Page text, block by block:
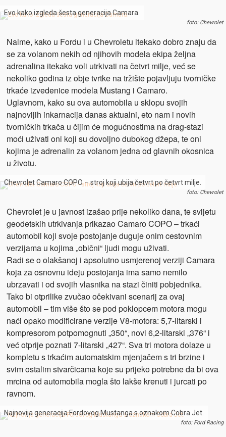
Evo kako izgleda šesta generacija Camara.
foto: Chevrolet
Naime, kako u Fordu i u Chevroletu itekako dobro znaju da
se za volanom nekih od njihovih modela ekipa željna
adrenalina itekako voli utrkivati na četvrt milje, već se
nekoliko godina iz obje tvrtke na tržište pojavljuju tvorničke
trkaće izvedenice modela Mustang i Camaro.
Uglavnom, kako su ova automobila u sklopu svojih
najnovijih inkarnacija danas aktualni, eto nam i novih
tvorničkih trkača u čijim će mogućnostima na drag-stazi
moći uživati oni koji su dovoljno dubokog džepa, te oni
kojima je adrenalin za volanom jedna od glavnih okosnica
u životu.
Chevrolet Camaro COPO – stroj koji ubija četvrt po četvrt milje.
foto: Chevrolet
Chevrolet je u javnost izašao prije nekoliko dana, te svijetu
geodetskih utrkivanja prikazao Camaro COPO – trkaći
automobil koji svoje postojanje duguje onim cestovnim
verzijama u kojima „obični“ ljudi mogu uživati.
Radi se o olakšanoj i apsolutno usmjerenoj verziji Camara
koja za osnovnu ideju postojanja ima samo nemilo
ubrzavati i od svojih vlasnika na stazi činiti pobjednika.
Tako bi otprilike zvučao očekivani scenarij za ovaj
automobil – tim više što se pod poklopcem motora mogu
naći opako modificirane verzije V8-motora: 5,7-litarski i
kompresorom potpomognuti „350“, novi 6,2-litarski „376“ i
već otprije poznati 7-litarski „427“. Sva tri motora dolaze u
kompletu s trkaćim automatskim mjenjačem s tri brzine i
svim ostalim stvarčicama koje su prijeko potrebne da bi ova
mrcina od automobila mogla što lakše krenuti i jurcati po
ravnom.
Najnovija generacija Fordovog Mustanga s oznakom Cobra Jet.
foto: Ford Racing